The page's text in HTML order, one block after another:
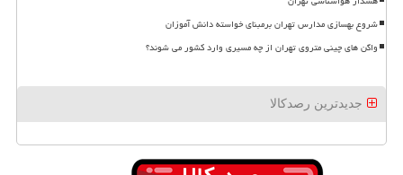
شروع بهسازی مدارس تهران برمبنای خواسته دانش آموزان
واگن های چینی متروی تهران از چه مسیری وارد کشور می شوند؟
جدیدترین رصدکالا